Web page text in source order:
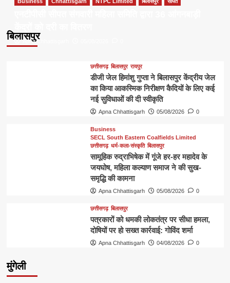
बिलासपुरApna Chhattisgarh
छत्तीसगढ़ बिलासपुर रायपुर
डीजी जेल हिमांशु गुप्ता ने बिलासपुर केंद्रीय जेल
का किया आकस्मिक निरीक्षण कैदियों के लिए कई
नई सुविधाओं की दी स्वीकृति
Apna Chhattisgarh 05/08/2026 0
Business
SECL South Eastern Coalfields Limited
छत्तीसगढ़ धर्म-कला-संस्कृति बिलासपुर
सामूहिक रुद्राभिषेक में गूंजे हर-हर महादेव के
जयघोष, महिला कल्याण समाज ने की सुख-
समृद्धि की कामना
Apna Chhattisgarh 05/08/2026 0
छत्तीसगढ़ बिलासपुर
पत्रकारों को धमकी लोकतंत्र पर सीधा हमला,
दोषियों पर हो सख्त कार्रवाई: गोविंद शर्मा
Apna Chhattisgarh 04/08/2026 0
मुंगेली